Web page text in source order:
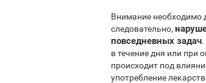
Внимание необходимо
следовательно,
повседневных задач
в течение дня или при
происходит под
употребление